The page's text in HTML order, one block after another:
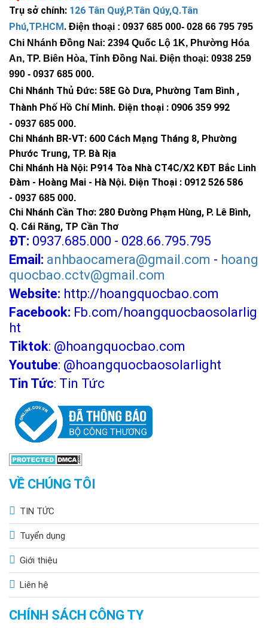
Trụ sở chính: 126 Tân Quý,P.Tân Qúy,Q.Tân
Phú,TP.HCM. Điện thoại : 0937 685 000- 028 66 795 795
Chi Nhánh Đồng Nai: 2394 Quốc Lộ 1K, Phường Hóa
An, TP. Biên Hòa, Tỉnh Đồng Nai. Điện thoại: 0938 259
990 - 0937 685 000.
Chi Nhánh Thủ Đức: 58E Gò Dưa, Phường Tam Bình ,
Thành Phố Hồ Chí Minh. Điện thoại : 0906 359 992
- 0937 685 000.
Chi Nhánh BR-VT: 600 Cách Mạng Tháng 8, Phường
Phước Trung, TP. Bà Rịa
Chi Nhánh Hà Nội: P914 Tòa Nhà CT4C/X2 KĐT Bắc Linh
Đàm - Hoàng Mai - Hà Nội. Điện Thoại : 0912 526 586
- 0937 685 000.
Chi Nhánh Cần Thơ: 280 Đường Phạm Hùng, P. Lê Bình,
Q. Cái Răng, TP Cần Thơ
ĐT: 0937.685.000 - 028.66.795.795
Email: anhbaocamera@gmail.com - hoang
quocbao.cctv@gmail.com
Website: http://hoangquocbao.com
Facebook: Fb.com/hoangquocbaosolarlig
ht
Tiktok: @hoangquocbao.com
Youtube: @hoangquocbaosolarlight
Tin Tức: Tin Tức
VỀ CHÚNG TÔI
TIN TỨC
Tuyển dụng
Giới thiệu
Liên hệ
CHÍNH SÁCH CÔNG TY